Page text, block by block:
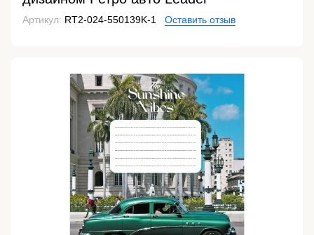
Артикул: RT2-024-550139K-1 Оставить отзыв